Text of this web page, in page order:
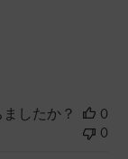
したか？
0
0